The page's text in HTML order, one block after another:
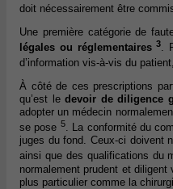
doit nécessairement être
Une première catégorie de
légales ou réglementaires3.
d’information vis-à-vis du
À côté de ces prescriptions
qu’est le devoir de diligence
adopter un médecin
se pose 5. La conformité du
juges du fond. Ceux-ci doivent
ainsi que des qualifications du
normalement prudent et diligent
plus particulier comme la